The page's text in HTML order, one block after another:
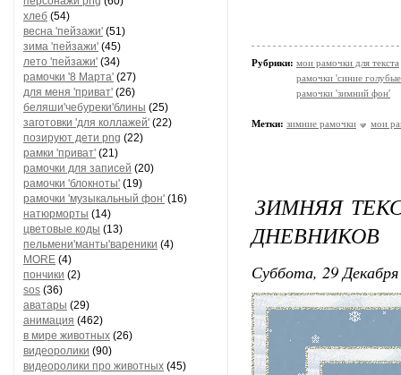
хлеб (54)
весна 'пейзажи' (51)
зима 'пейзажи' (45)
лето 'пейзажи' (34)
рамочки '8 Марта' (27)
для меня 'приват' (26)
беляши'чебуреки'блины (25)
заготовки 'для коллажей' (22)
позируют дети png (22)
рамки 'приват' (21)
рамочки для записей (20)
рамочки 'блокноты' (19)
рамочки 'музыкальный фон' (16)
натюрморты (14)
цветовые коды (13)
пельмени'манты'вареники (4)
MORE (4)
пончики (2)
sos (36)
аватары (29)
анимация (462)
в мире животных (26)
видеоролики (90)
видеоролики про животных (45)
Рубрики: мои рамочки для текста
рамочки 'синие
рамочки 'зимний фон'
Метки: зимние рамочки мои
ЗИМНЯЯ
ДНЕВНИКОВ
Суббота, 29